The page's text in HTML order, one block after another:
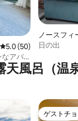
レビュー50件、5つ星中
5.0 (50)
なアパ
ノースフィ
ン・アパート
日の出
天風呂（温
ゲストチ
ゲストチ